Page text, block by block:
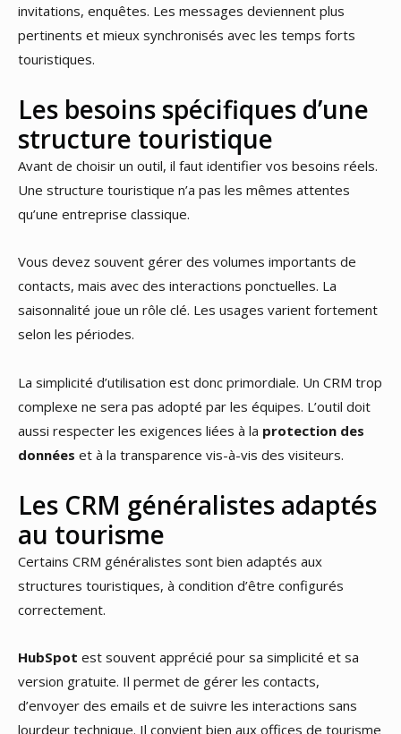
invitations, enquêtes. Les messages deviennent plus
pertinents et mieux synchronisés avec les temps forts
touristiques.
Les besoins spécifiques d’une
structure touristique
Avant de choisir un outil, il faut identifier vos besoins réels.
Une structure touristique n’a pas les mêmes attentes
qu’une entreprise classique.
Vous devez souvent gérer des volumes importants de
contacts, mais avec des interactions ponctuelles. La
saisonnalité joue un rôle clé. Les usages varient fortement
selon les périodes.
La simplicité d’utilisation est donc primordiale. Un CRM trop
complexe ne sera pas adopté par les équipes. L’outil doit
aussi respecter les exigences liées à la protection des
données et à la transparence vis-à-vis des visiteurs.
Les CRM généralistes adaptés
au tourisme
Certains CRM généralistes sont bien adaptés aux
structures touristiques, à condition d’être configurés
correctement.
HubSpot est souvent apprécié pour sa simplicité et sa
version gratuite. Il permet de gérer les contacts,
d’envoyer des emails et de suivre les interactions sans
lourdeur technique. Il convient bien aux offices de tourisme